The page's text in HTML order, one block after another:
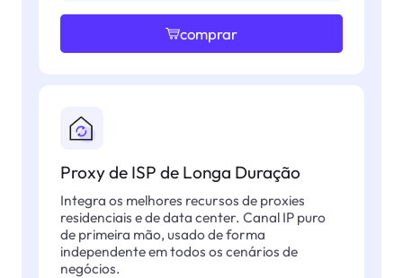
comprar
Proxy de ISP de Longa Duração
Integra os melhores recursos de proxies
residenciais e de data center. Canal IP puro
de primeira mão, usado de forma
independente em todos os cenários de
negócios.